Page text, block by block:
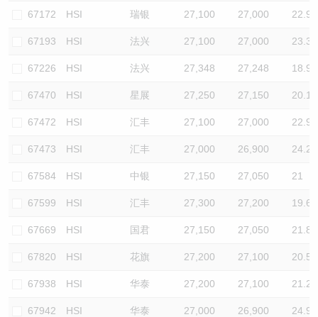
67172 HSI 瑞银 27,100 27,000 22.9
67193 HSI 法兴 27,100 27,000 23.3
67226 HSI 法兴 27,348 27,248 18.9
67470 HSI 星展 27,250 27,150 20.1
67472 HSI 汇丰 27,100 27,000 22.9
67473 HSI 汇丰 27,000 26,900 24.2
67584 HSI 中银 27,150 27,050 21
67599 HSI 汇丰 27,300 27,200 19.6
67669 HSI 国君 27,150 27,050 21.8
67820 HSI 花旗 27,200 27,100 20.5
67938 HSI 华泰 27,200 27,100 21.2
67942 HSI 华泰 27,000 26,900 24.9